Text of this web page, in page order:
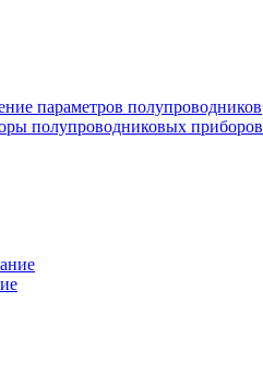
параметров полупроводников
полупроводниковых приборов